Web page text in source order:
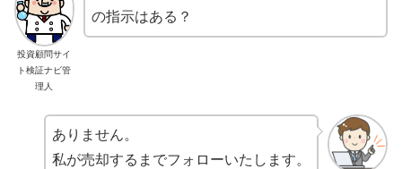
投資顧問サイ
ト検証ナビ管
理人
の指示はある？
ありません。
私が売却するまでフォローいたします。